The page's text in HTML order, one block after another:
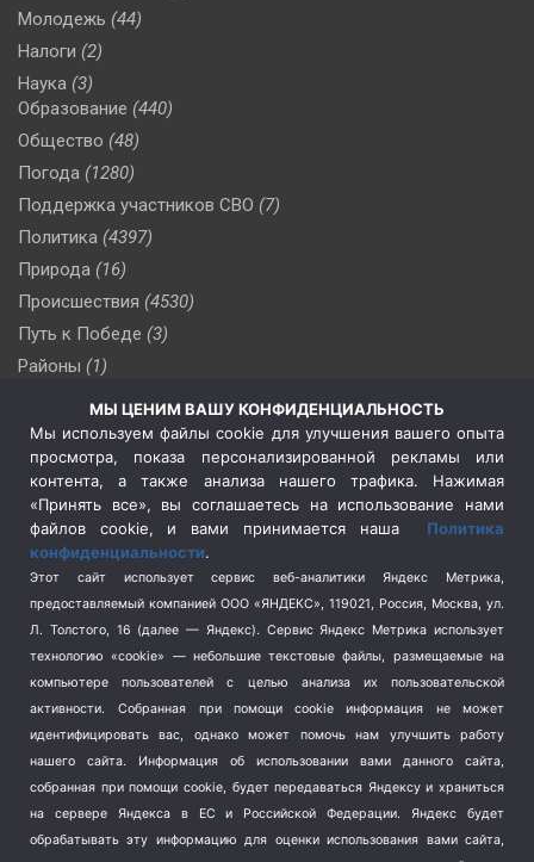
Молодежь (44)
Налоги (2)
Наука (3)
Образование (440)
Общество (48)
Погода (1280)
Поддержка участников СВО (7)
Политика (4397)
Природа (16)
Происшествия (4530)
Путь к Победе (3)
Районы (1)
(510)
Сельское хозяйство (3)
Социальная политика
(3)
Спецоперация в Украине
Спецоперация на Украине
(404)
Спорт (740)
Терроризм (1)
Транспорт (262)
Туризм (178)
Флот (76)
Школа и спорт (2)
Экология (8)
Экономика (1172)
МЫ ЦЕНИМ ВАШУ КОНФИДЕНЦИАЛЬНОСТЬ
Мы используем файлы cookie для улучшения вашего опыта
просмотра, показа персонализированной рекламы или
контента, а также анализа нашего трафика. Нажимая
«Принять все», вы соглашаетесь на использование нами
файлов cookie, и вами принимается наша Политика
конфиденциальности.
Этот сайт использует сервис веб-аналитики Яндекс Метрика,
предоставляемый компанией ООО «ЯНДЕКС», 119021, Россия, Москва, ул.
Л. Толстого, 16 (далее — Яндекс). Сервис Яндекс Метрика использует
технологию «cookie» — небольшие текстовые файлы, размещаемые на
компьютере пользователей с целью анализа их пользовательской
активности.
Собранная при помощи cookie информация не может
идентифицировать вас, однако может помочь нам улучшить работу
нашего сайта. Информация об использовании вами данного сайта,
собранная при помощи cookie, будет передаваться Яндексу и храниться
на сервере Яндекса в ЕС и Российской Федерации. Яндекс будет
обрабатывать эту информацию для оценки использования вами сайта,